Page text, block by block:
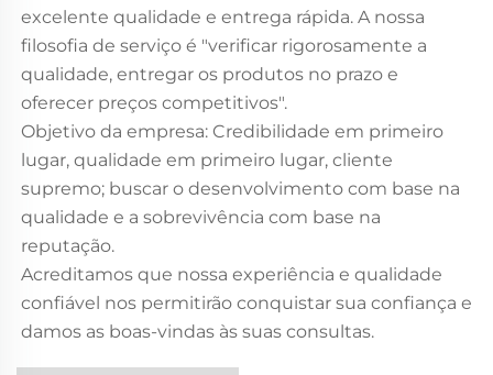
excelente qualidade e entrega rápida. A nossa
filosofia de serviço é "verificar rigorosamente a
qualidade, entregar os produtos no prazo e
oferecer preços competitivos".
Objetivo da empresa: Credibilidade em primeiro
lugar, qualidade em primeiro lugar, cliente
supremo; buscar o desenvolvimento com base na
qualidade e a sobrevivência com base na
reputação.
Acreditamos que nossa experiência e qualidade
confiável nos permitirão conquistar sua confiança e
damos as boas-vindas às suas consultas.